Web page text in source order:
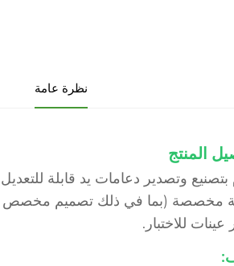
نظرة عامة
المنتج
بتصنيع وتصدير دعامات يد قابلة
مخصصة (بما في ذلك تصميم مخصص /
عينات للاختبار.